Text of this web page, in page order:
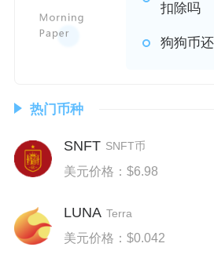
扣除吗
狗狗币
热门币种
SNFT SNFT币
美元价格：$6.98
LUNA Terra
美元价格：$0.042